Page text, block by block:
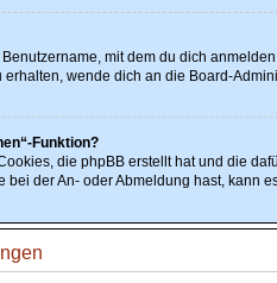
mit dem du dich
wende dich an die Board-
Funktion?
die phpBB erstellt hat und die
der An- oder Abmeldung hast, kann